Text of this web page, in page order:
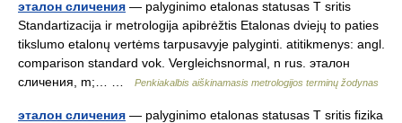
эталон сличения — palyginimo etalonas statusas T sritis
Standartizacija ir metrologija apibrėžtis Etalonas dviejų to paties
tikslumo etalonų vertėms tarpusavyje palyginti. atitikmenys: angl.
comparison standard vok. Vergleichsnormal, n rus. эталон
сличения, m;… …
Penkiakalbis aiškinamasis metrologijos terminų žodynas
эталон сличения — palyginimo etalonas statusas T sritis fizika